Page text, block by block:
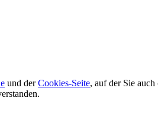
und derCookies-Seite, auf der Sie